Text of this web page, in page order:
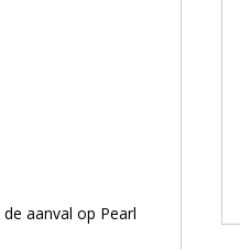
aanval op Pearl